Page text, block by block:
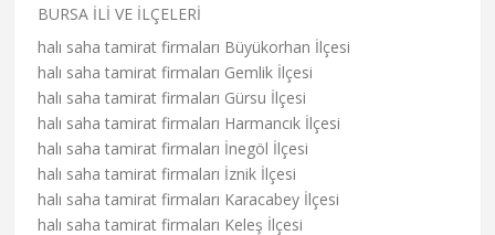
BURSA İLİ VE İLÇELERİ
halı saha tamirat firmaları Büyükorhan İlçesi
halı saha tamirat firmaları Gemlik İlçesi
halı saha tamirat firmaları Gürsu İlçesi
halı saha tamirat firmaları Harmancık İlçesi
halı saha tamirat firmaları İnegöl İlçesi
halı saha tamirat firmaları İznik İlçesi
halı saha tamirat firmaları Karacabey İlçesi
halı saha tamirat firmaları Keleş İlçesi